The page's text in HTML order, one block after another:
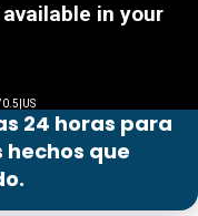
24 horas para
que